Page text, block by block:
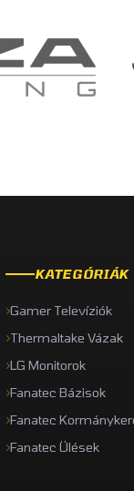
KATEGÓRIÁK
Gamer Televíziók
Thermaltake Vázak
LG Monitorok
Fanatec Bázisok
Fanatec
Fanatec Ülések